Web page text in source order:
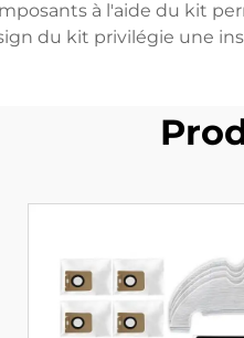
à l'aide du kit
du kit privilégie une